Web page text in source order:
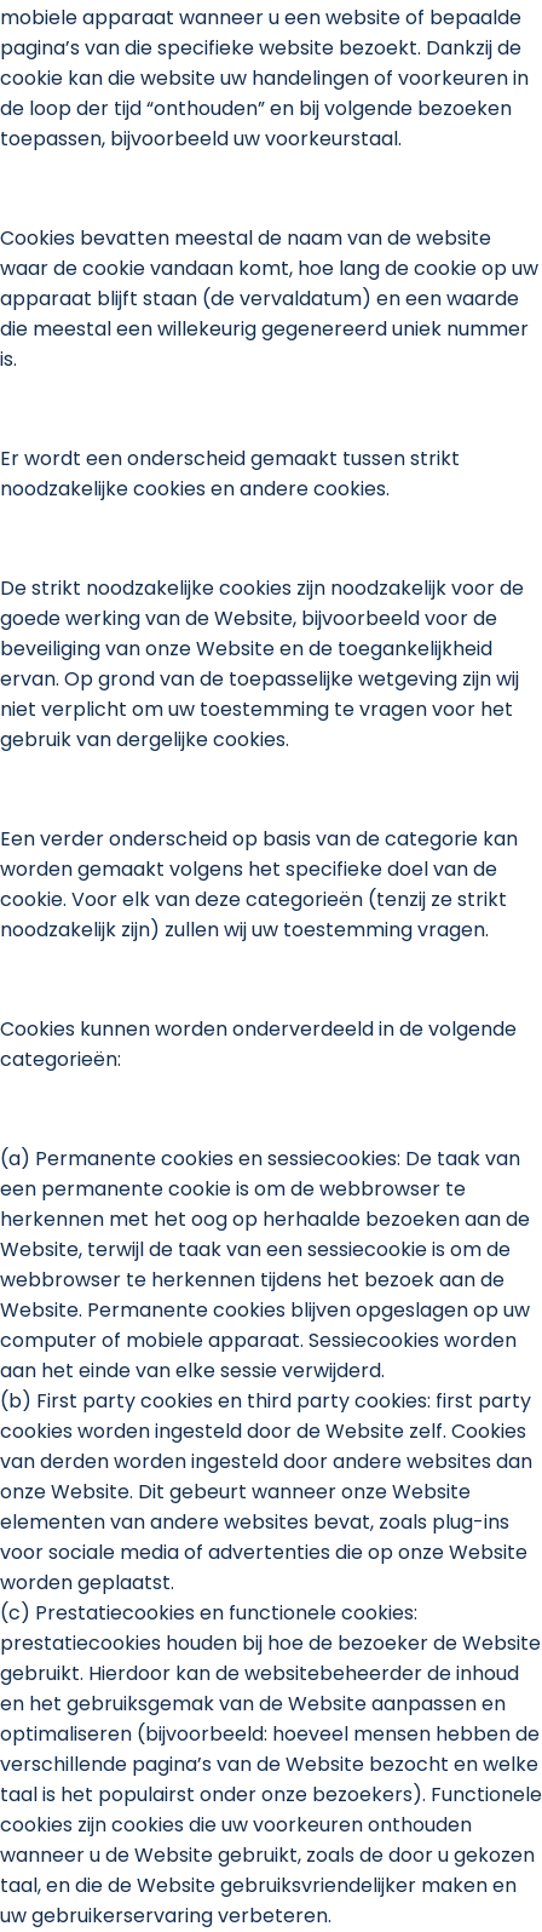
mobiele apparaat wanneer u een website of bepaalde
pagina’s van die specifieke website bezoekt. Dankzij de
cookie kan die website uw handelingen of voorkeuren in
de loop der tijd “onthouden” en bij volgende bezoeken
toepassen, bijvoorbeeld uw voorkeurstaal.
Cookies bevatten meestal de naam van de website
waar de cookie vandaan komt, hoe lang de cookie op uw
apparaat blijft staan (de vervaldatum) en een waarde
die meestal een willekeurig gegenereerd uniek nummer
is.
Er wordt een onderscheid gemaakt tussen strikt
noodzakelijke cookies en andere cookies.
De strikt noodzakelijke cookies zijn noodzakelijk voor de
goede werking van de Website, bijvoorbeeld voor de
beveiliging van onze Website en de toegankelijkheid
ervan. Op grond van de toepasselijke wetgeving zijn wij
niet verplicht om uw toestemming te vragen voor het
gebruik van dergelijke cookies.
Een verder onderscheid op basis van de categorie kan
worden gemaakt volgens het specifieke doel van de
cookie. Voor elk van deze categorieën (tenzij ze strikt
noodzakelijk zijn) zullen wij uw toestemming vragen.
Cookies kunnen worden onderverdeeld in de volgende
categorieën:
(a) Permanente cookies en sessiecookies: De taak van
een permanente cookie is om de webbrowser te
herkennen met het oog op herhaalde bezoeken aan de
Website, terwijl de taak van een sessiecookie is om de
webbrowser te herkennen tijdens het bezoek aan de
Website. Permanente cookies blijven opgeslagen op uw
computer of mobiele apparaat. Sessiecookies worden
aan het einde van elke sessie verwijderd.
(b) First party cookies en third party cookies: first party
cookies worden ingesteld door de Website zelf. Cookies
van derden worden ingesteld door andere websites dan
onze Website. Dit gebeurt wanneer onze Website
elementen van andere websites bevat, zoals plug-ins
voor sociale media of advertenties die op onze Website
worden geplaatst.
(c) Prestatiecookies en functionele cookies:
prestatiecookies houden bij hoe de bezoeker de Website
gebruikt. Hierdoor kan de websitebeheerder de inhoud
en het gebruiksgemak van de Website aanpassen en
optimaliseren (bijvoorbeeld: hoeveel mensen hebben de
verschillende pagina’s van de Website bezocht en welke
taal is het populairst onder onze bezoekers). Functionele
cookies zijn cookies die uw voorkeuren onthouden
wanneer u de Website gebruikt, zoals de door u gekozen
taal, en die de Website gebruiksvriendelijker maken en
uw gebruikerservaring verbeteren.